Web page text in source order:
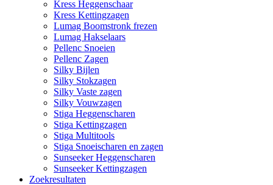
Kress Heggenschaar
Kress Kettingzagen
Lumag Boomstronk frezen
Lumag Hakselaars
Pellenc Snoeien
Pellenc Zagen
Silky Bijlen
Silky Stokzagen
Silky Vaste zagen
Silky Vouwzagen
Stiga Heggenscharen
Stiga Kettingzagen
Stiga Multitools
Stiga Snoeischaren en zagen
Sunseeker Heggenscharen
Sunseeker Kettingzagen
Zoekresultaten